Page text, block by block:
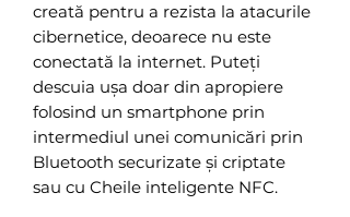
creată pentru a rezista la atacurile
cibernetice, deoarece nu este
conectată la internet. Puteți
descuia ușa doar din apropiere
folosind un smartphone prin
intermediul unei comunicări prin
Bluetooth securizate și criptate
sau cu Cheile inteligente NFC.